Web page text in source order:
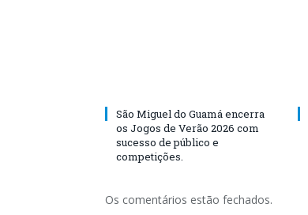
São Miguel do Guamá encerra
os Jogos de Verão 2026 com
sucesso de público e
competições.
Os comentários estão fechados.